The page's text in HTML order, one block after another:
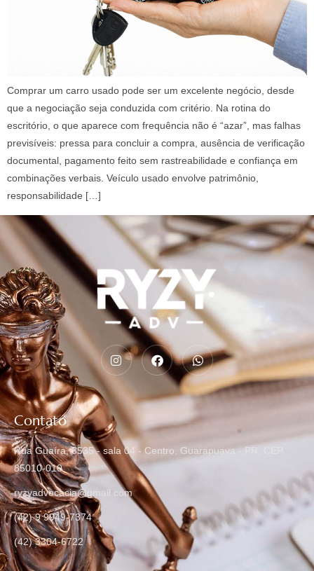
Comprar um carro usado pode ser um excelente negócio, desde
que a negociação seja conduzida com critério. Na rotina do
escritório, o que aparece com frequência não é “azar”, mas falhas
previsíveis: pressa para concluir a compra, ausência de verificação
documental, pagamento feito sem rastreabilidade e confiança em
combinações verbais. Veículo usado envolve patrimônio,
responsabilidade […]
Contato
Rua Guaíra, 3535 - sala 04 - Centro, Guarapuava - PR, CEP
85010-010
ryzyadvocacia@gmail.com
(42) 9 9949-7374
(42) 3304-6722